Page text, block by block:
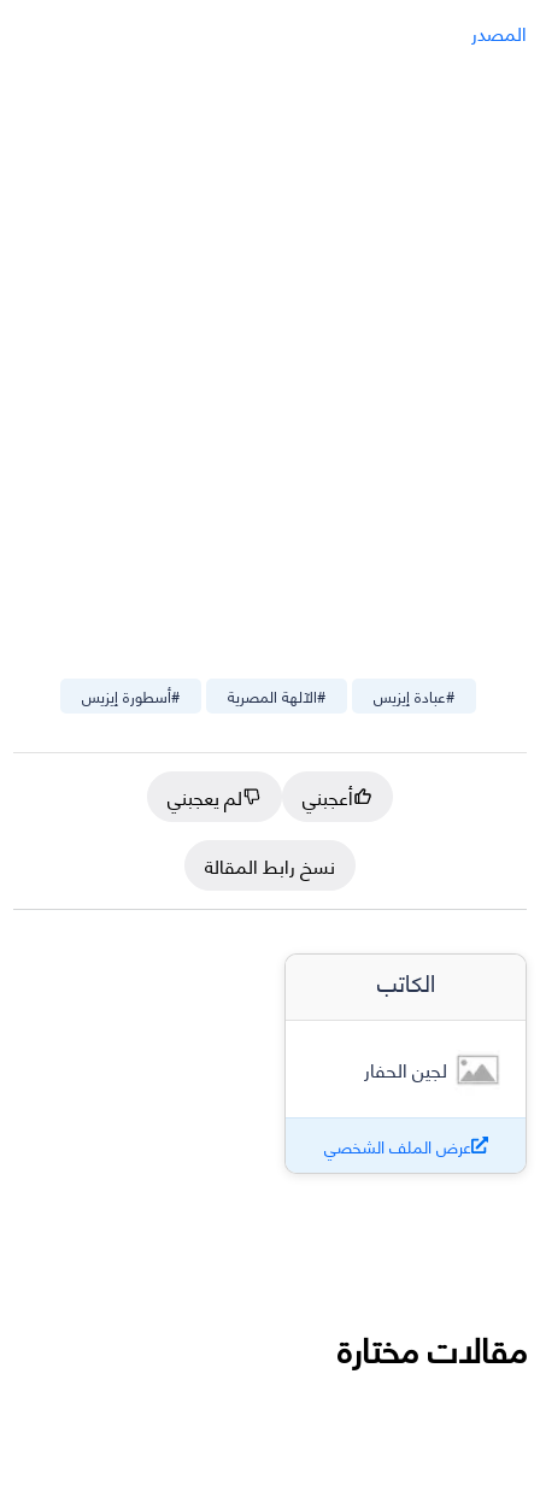
المصدر
#أسطورة إيزيس #الآلهة المصرية #عبادة إيزيس
أعجبني
لم يعجبني
نسخ رابط المقالة
الكاتب
لجين الحفار
عرض الملف الشخصي
مقالات مختارة